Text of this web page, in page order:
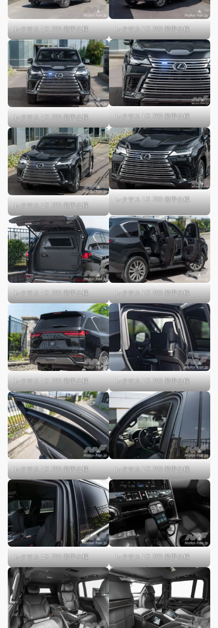
レクサス LX 700 装甲仕様 レクサス LX 700 装甲仕様
レクサス LX 700 装甲仕様 レクサス LX 700 装甲仕様
レクサス LX 700 装甲仕様
レクサス LX 700 装甲仕様
レクサス LX 700 装甲仕様 レクサス LX 700 装甲仕様
レクサス LX 700 装甲仕様 レクサス LX 700 装甲仕様
レクサス LX 700 装甲仕様 レクサス LX 700 装甲仕様
レクサス LX 700 装甲仕様 レクサス LX 700 装甲仕様